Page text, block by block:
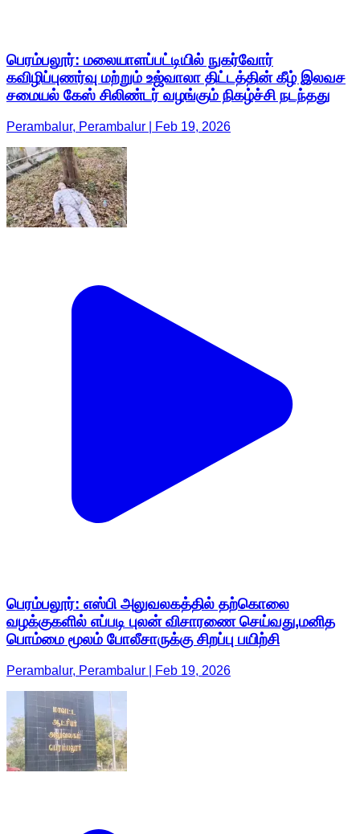
பெரம்பலூர்: மலையாளப்பட்டியில் நுகர்வோர்
கவிழிப்புணர்வு மற்றும் உஜ்வாலா திட்டத்தின் கீழ் இலவச
சமையல் கேஸ் சிலிண்டர் வழங்கும் நிகழ்ச்சி நடந்தது
Perambalur, Perambalur | Feb 19, 2026
பெரம்பலூர்: எஸ்பி அலுவலகத்தில் தற்கொலை
வழக்குகளில் எப்படி புலன் விசாரணை செய்வது,மனித
பொம்மை மூலம் போலீசாருக்கு சிறப்பு பயிற்சி
Perambalur, Perambalur | Feb 19, 2026